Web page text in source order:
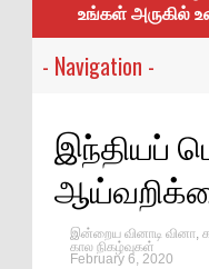
உங்கள் அருகில்
இந்தியப்
இன்றைய வினாடி வினா,
கால நிகழ்வுகள்
February 6, 2020